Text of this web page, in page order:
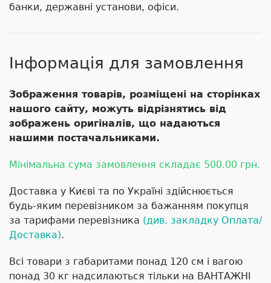
банки, державні установи, офіси.
Інформація для замовлення
Зображення товарів, розміщені на сторінках
нашого сайту, можуть відрізнятись від
зображень оригіналів, що надаються
нашими постачальниками.
Мінімальна сума замовлення складає 500.00 грн.
Доставка у Києві та по Україні здійснюється
будь-яким перевізником за бажанням покупця
за тарифами перевізника (див. закладку Оплата/
Доставка).
Всі товари з габаритами понад 120 см і вагою
понад 30 кг надсилаються тільки на ВАНТАЖНІ